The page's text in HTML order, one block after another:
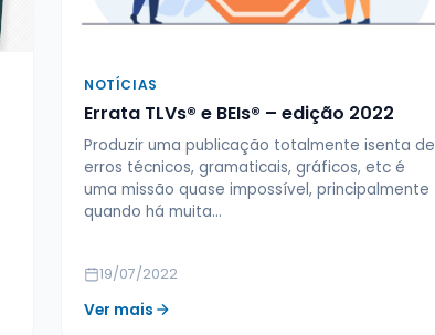
NOTÍCIAS
Errata TLVs® e BEIs® – edição 2022
Produzir uma publicação totalmente isenta de
erros técnicos, gramaticais, gráficos, etc é
uma missão quase impossível, principalmente
quando há muita…
19/07/2022
Ver mais